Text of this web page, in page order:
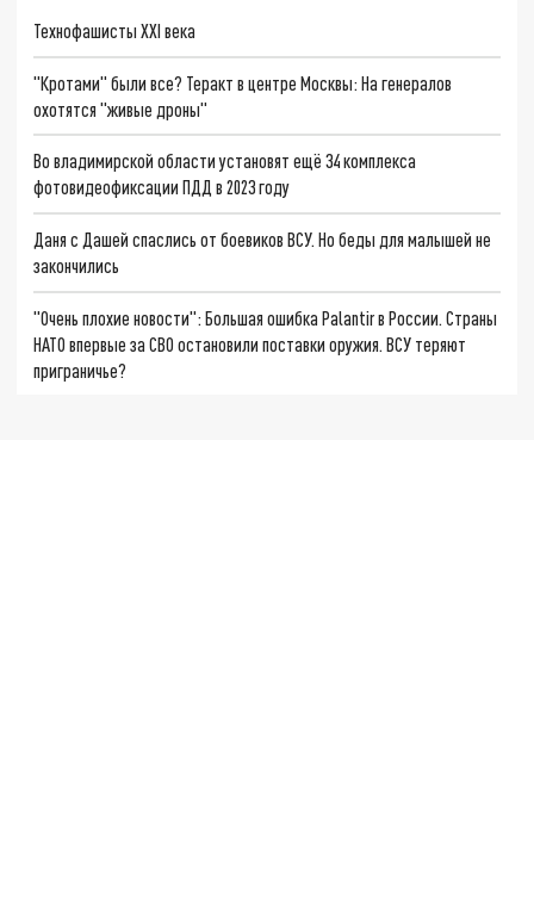
Технофашисты XXI века
"Кротами" были все? Теракт в центре Москвы: На генералов
охотятся "живые дроны"
Во владимирской области установят ещё 34 комплекса
фотовидеофиксации ПДД в 2023 году
Даня с Дашей спаслись от боевиков ВСУ. Но беды для малышей не
закончились
"Очень плохие новости": Большая ошибка Palantir в России. Страны
НАТО впервые за СВО остановили поставки оружия. ВСУ теряют
приграничье?